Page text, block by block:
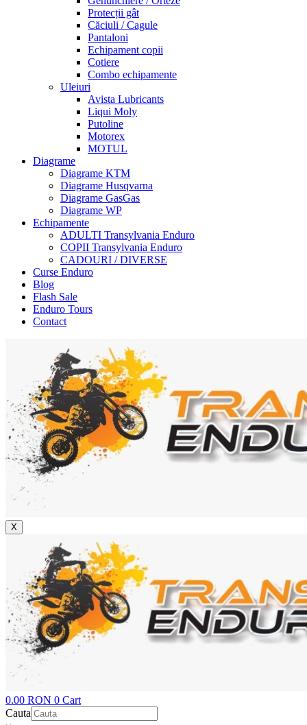
Protecții gât
Căciuli / Cagule
Pantaloni
Echipament copii
Cotiere
Combo echipamente
Uleiuri
Avista Lubricants
Liqui Moly
Putoline
Motorex
MOTUL
Diagrame
Diagrame KTM
Diagrame Husqvarna
Diagrame GasGas
Diagrame WP
Echipamente
ADULTI Transylvania Enduro
COPII Transylvania Enduro
CADOURI / DIVERSE
Curse Enduro
Blog
Flash Sale
Enduro Tours
Contact
X
0.00 RON 0 Cart
Cauta